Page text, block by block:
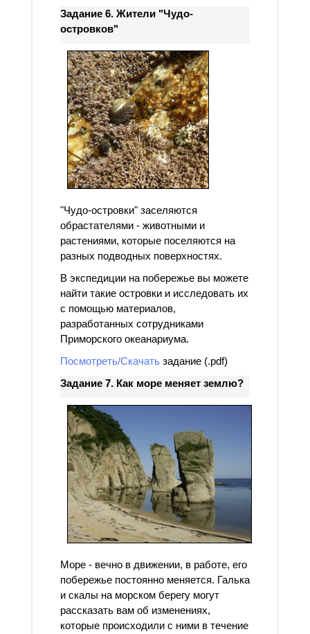
Задание 6. Жители "Чудо-
островков"
"Чудо-островки" заселяются
обрастателями - животными и
растениями, которые поселяются на
разных подводных поверхностях.
В экспедиции на побережье вы можете
найти такие островки и исследовать их
с помощью материалов,
разработанных сотрудниками
Приморского океанариума.
Посмотреть/Скачать задание (.pdf)
Задание 7. Как море меняет землю?
Море - вечно в движении, в работе, его
побережье постоянно меняется. Галька
и скалы на морском берегу могут
рассказать вам об изменениях,
которые происходили с ними в течение